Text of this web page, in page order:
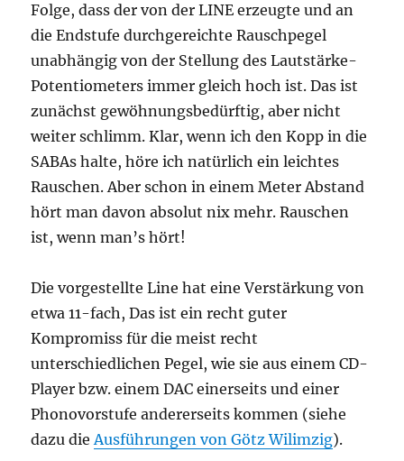
Folge, dass der von der LINE erzeugte und an
die Endstufe durchgereichte Rauschpegel
unabhängig von der Stellung des Lautstärke-
Potentiometers immer gleich hoch ist. Das ist
zunächst gewöhnungsbedürftig, aber nicht
weiter schlimm. Klar, wenn ich den Kopp in die
SABAs halte, höre ich natürlich ein leichtes
Rauschen. Aber schon in einem Meter Abstand
hört man davon absolut nix mehr. Rauschen
ist, wenn man’s hört!
Die vorgestellte Line hat eine Verstärkung von
etwa 11-fach, Das ist ein recht guter
Kompromiss für die meist recht
unterschiedlichen Pegel, wie sie aus einem CD-
Player bzw. einem DAC einerseits und einer
Phonovorstufe andererseits kommen (siehe
dazu dieAusführungen von Götz Wilimzig).